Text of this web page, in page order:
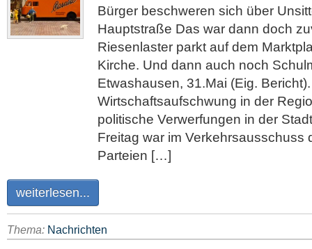
Bürger beschweren sich über
Hauptstraße Das war dann doch
Riesenlaster parkt auf dem
Kirche. Und dann auch noch
Etwashausen, 31.Mai (Eig.
Wirtschaftsaufschwung in der
politische Verwerfungen in der
Freitag war im Verkehrsausschuss
Parteien […]
weiterlesen...
Thema: Nachrichten